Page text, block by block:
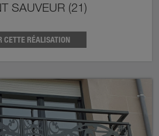
SAUVEUR (21)
CETTE RÉALISATION